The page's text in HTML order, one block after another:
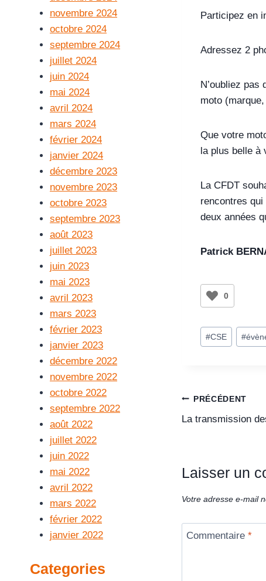
Participez en
Adressez 2
N’oubliez
moto
Que votre
la plus belle à
La CFDT
rencontres qui
deux années
Patrick
0
#CSE #
PRÉCÉDENT
La transmission
Laisser un
Votre adresse e-mail
Commentaire *
novembre 2024
octobre 2024
septembre 2024
juillet 2024
juin 2024
mai 2024
avril 2024
mars 2024
février 2024
janvier 2024
décembre 2023
novembre 2023
octobre 2023
septembre 2023
août 2023
juillet 2023
juin 2023
mai 2023
avril 2023
mars 2023
février 2023
janvier 2023
décembre 2022
novembre 2022
octobre 2022
septembre 2022
août 2022
juillet 2022
juin 2022
mai 2022
avril 2022
mars 2022
février 2022
janvier 2022
Categories